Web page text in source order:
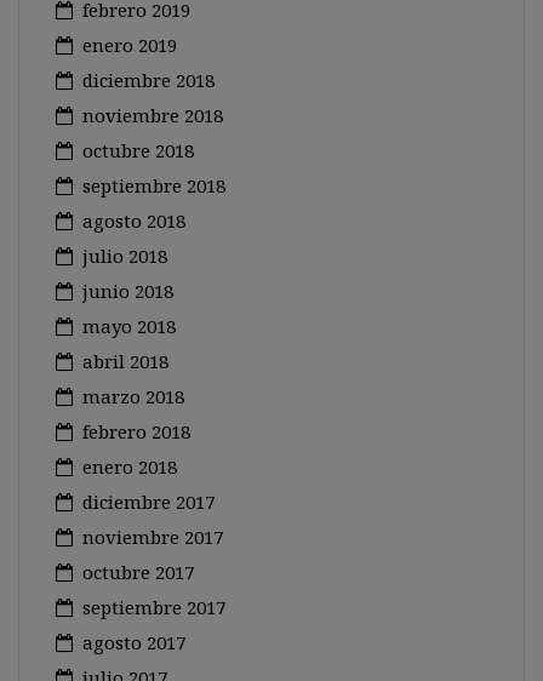
febrero 2019
enero 2019
diciembre 2018
noviembre 2018
octubre 2018
septiembre 2018
agosto 2018
julio 2018
junio 2018
mayo 2018
abril 2018
marzo 2018
febrero 2018
enero 2018
diciembre 2017
noviembre 2017
octubre 2017
septiembre 2017
agosto 2017